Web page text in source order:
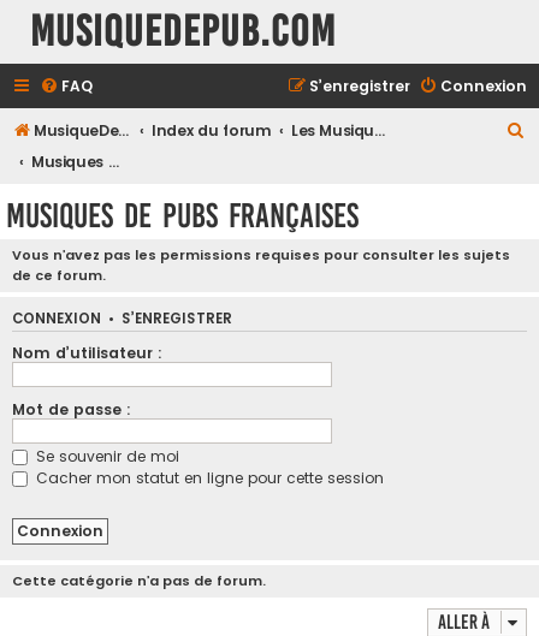
MusiqueDePub.com
FAQ Connexion
S’enregistrer
MusiqueDePub.com Index du forum
Les Musiques De Pubs
Musiques de Pubs Françaises
Musiques de Pubs Françaises
Vous n’avez pas les permissions requises pour consulter les sujets
de ce forum.
CONNEXION • S’ENREGISTRER
Nom d’utilisateur :
Mot de passe :
Se souvenir de moi
Cacher mon statut en ligne pour cette session
Cette catégorie n’a pas de forum.
Aller à